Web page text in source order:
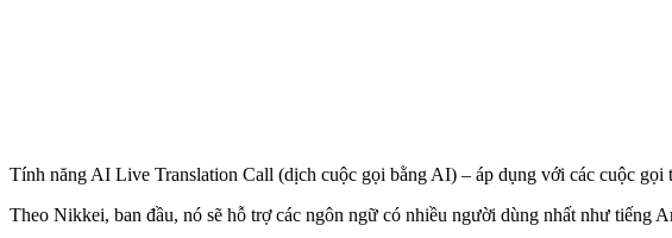
Tính năng AI Live Translation Call (dịch cuộc gọi bằng AI) – áp dụng với các cuộc gọi
Theo Nikkei, ban đầu, nó sẽ hỗ trợ các ngôn ngữ có nhiều người dùng nhất như tiếng